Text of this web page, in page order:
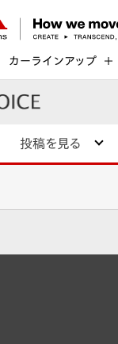
カーラインアップ
投稿を見る